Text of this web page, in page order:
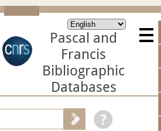
Pascal and
Francis
Bibliographic
Databases